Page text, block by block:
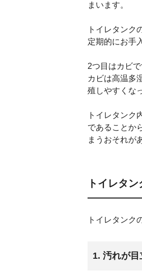
まいます。
トイレタンク
定期的にお手
2つ目はカビで
カビは高温多
殖しやすくな
トイレタンク
であることか
まうおそれが
トイレタ
トイレタンク
1. 汚れが